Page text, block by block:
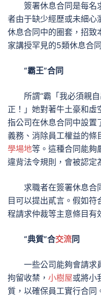
簽署休息合同是每名
者由于缺少經歷或未細心
休息合同中的圈套，招致
家講授罕見的5類休息合
“霸王”合同
所謂“霸「我必須親
正！」她對著牛土豪和虛
指公司在休息合同中設置
義務、消除員工權益的條
學場地等。這種合同能夠
違背法令規則，會被認定
求職者在簽署休息合
目可以提出貳言。假如
程請求仲裁等主意條目有
“典質”合交流同
一些公司能夠會請求
拘留收禁， 小樹屋或將小
質，以確保員工實行合同